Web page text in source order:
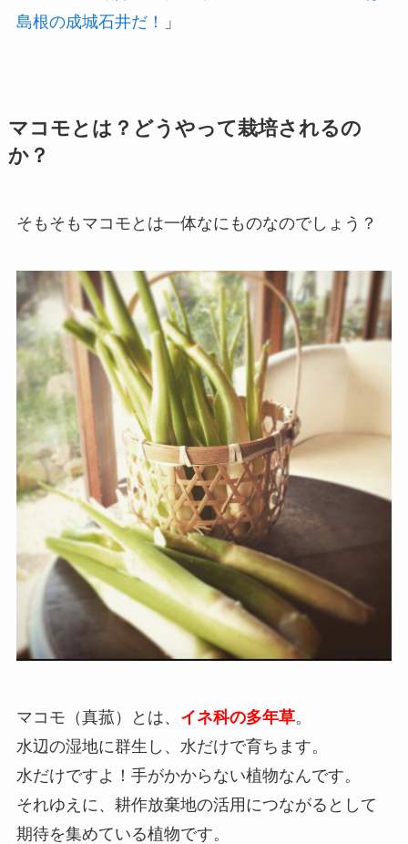
島根の成城石井だ！
」
マコモとは？どうやって栽培されるの
か？
そもそもマコモとは一体なにものなのでしょう？
マコモ（真菰）とは、 イネ科の多年草。
水辺の湿地に群生し、水だけで育ちます。
水だけですよ！手がかからない植物なんです。
それゆえに、耕作放棄地の活用につながるとして
期待を集めている植物です。